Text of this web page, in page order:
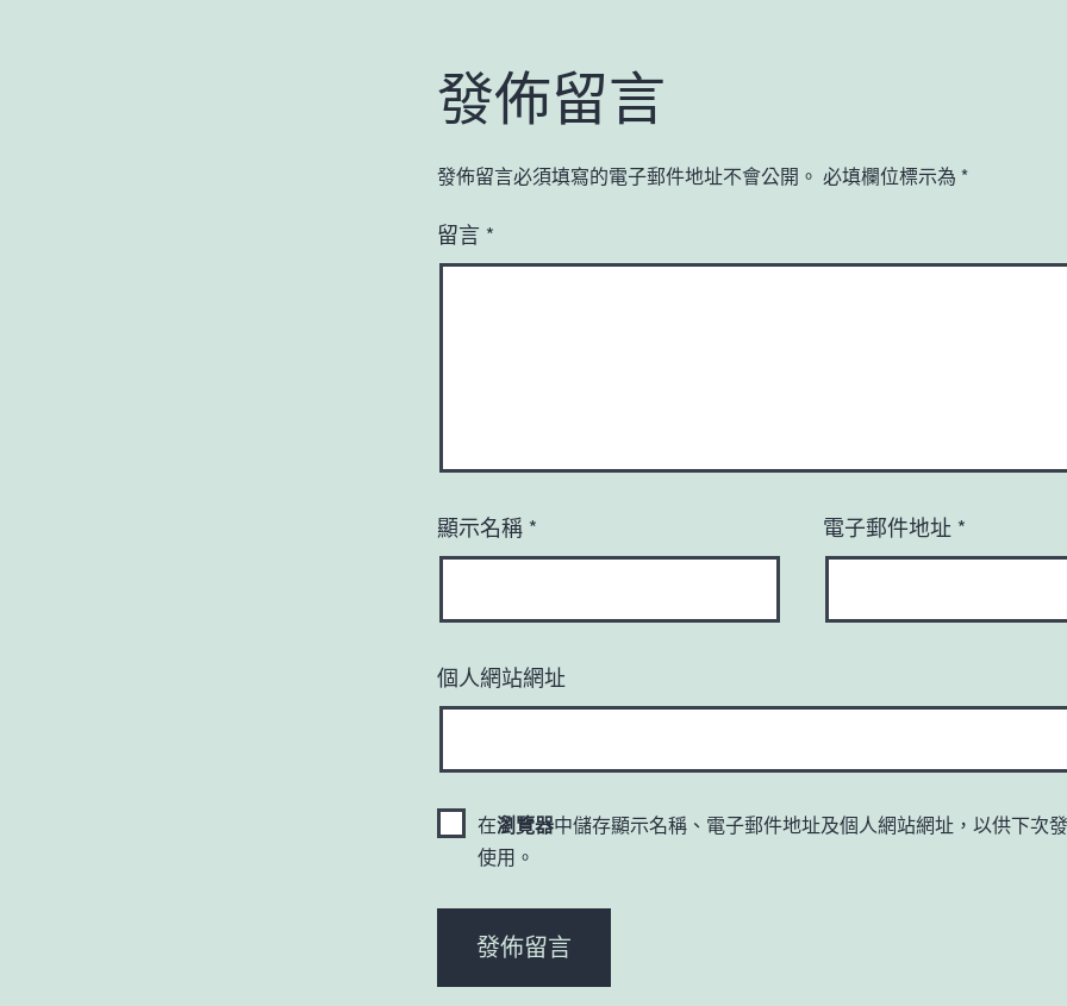
發佈留言
發佈留言必須填寫的電子郵件地址不會公開。 必填欄位標示為 *
留言 *
顯示名稱 * 電子郵件地址 *
個人網站網址
在瀏覽器中儲存顯示名稱、電子郵件地址及個人網站網址，以供下次
使用。